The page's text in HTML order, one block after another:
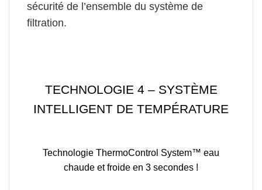
sécurité de l’ensemble du système de
filtration.
TECHNOLOGIE 4 – SYSTÈME
INTELLIGENT DE TEMPÉRATURE
Technologie ThermoControl System™ eau
chaude et froide en 3 secondes !